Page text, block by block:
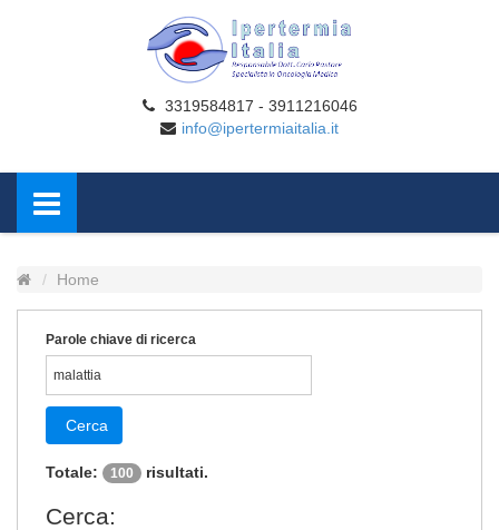
3319584817 - 3911216046
info@ipertermiaitalia.it
Home
Parole chiave di ricerca
Cerca
Totale: 100 risultati.
Cerca: